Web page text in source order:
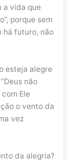
a vida que
porque sem
há futuro, não
esteja alegre
não
Ele
o vento da
vez
da alegria?